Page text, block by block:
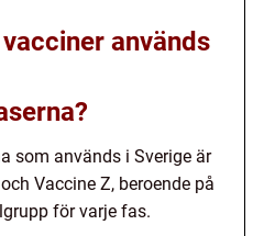
används
som används i Sverige är
Vaccine Z, beroende på
för varje fas.